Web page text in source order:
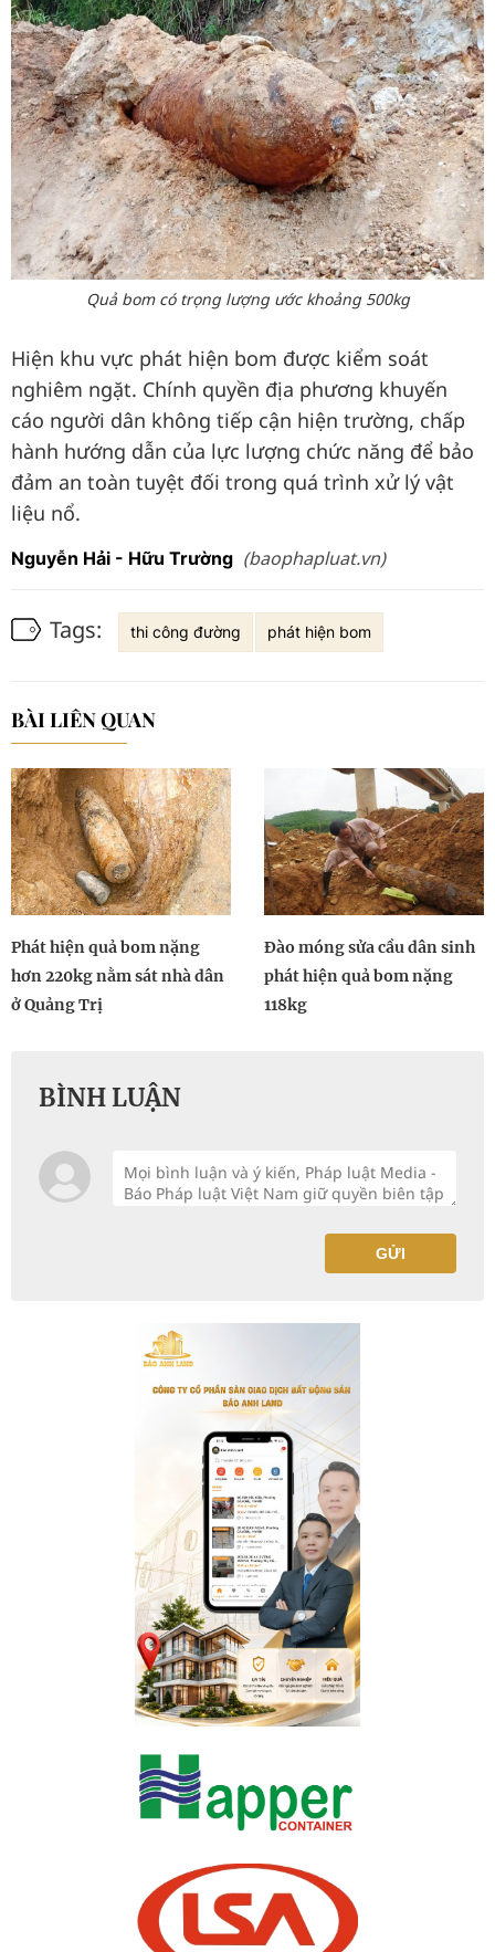
Quả bom có trọng lượng ước khoảng 500kg
Hiện khu vực phát hiện bom được kiểm soát
nghiêm ngặt. Chính quyền địa phương khuyến
cáo người dân không tiếp cận hiện trường, chấp
hành hướng dẫn của lực lượng chức năng để bảo
đảm an toàn tuyệt đối trong quá trình xử lý vật
liệu nổ.
Nguyễn Hải - Hữu Trường (baophapluat.vn)
Tags: thi công đường phát hiện bom
BÀI LIÊN QUAN
Phát hiện quả bom nặng
hơn 220kg nằm sát nhà dân
ở Quảng Trị
Đào móng sửa cầu dân sinh
phát hiện quả bom nặng
118kg
BÌNH LUẬN
GỬI